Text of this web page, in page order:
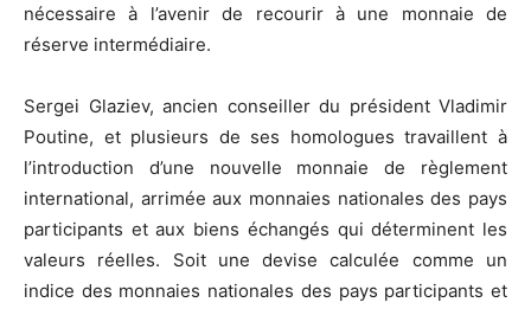
nécessaire à l’avenir de recourir à une monnaie de
réserve intermédiaire.
Sergei Glaziev, ancien conseiller du président Vladimir
Poutine, et plusieurs de ses homologues travaillent à
l’introduction d’une nouvelle monnaie de règlement
international, arrimée aux monnaies nationales des pays
participants et aux biens échangés qui déterminent les
valeurs réelles. Soit une devise calculée comme un
indice des monnaies nationales des pays participants et